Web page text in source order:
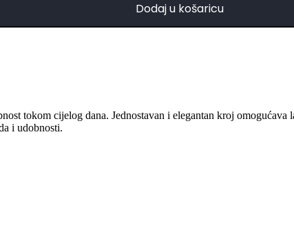
Dodaj u košaricu
tokom cijelog dana. Jednostavan i elegantan kroj
i udobnosti.